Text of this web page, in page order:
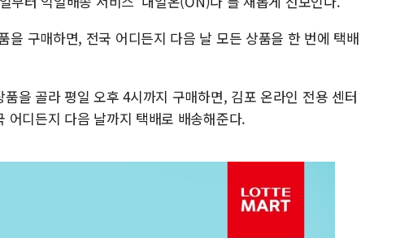
임동원 전 장관과 대화 나누는 정동영
을 구매하면, 전국 어디든지 다음 날 모든 상품을 한 번에 택배
을 골라 평일 오후 4시까지 구매하면, 김포 온라인 전용 센터
디든지 다음 날까지 택배로 배송해준다.